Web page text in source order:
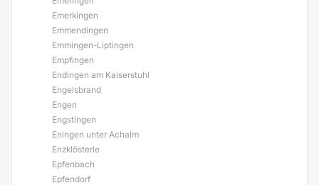
Emerkingen
Emmendingen
Emmingen-Liptingen
Empfingen
Endingen am Kaiserstuhl
Engelsbrand
Engen
Engstingen
Eningen unter Achalm
Enzklösterle
Epfenbach
Epfendorf